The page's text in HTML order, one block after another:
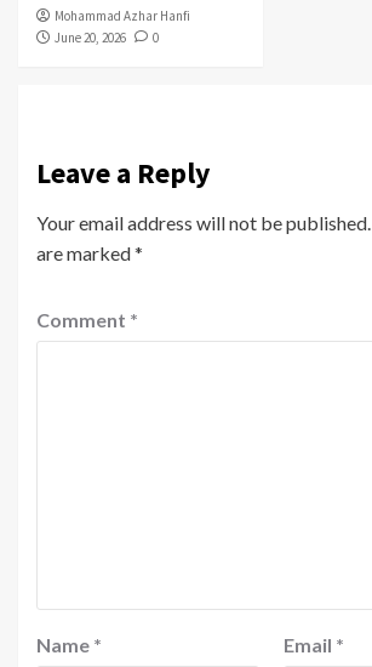
Mohammad Azhar Hanfi
June 20, 2026
0
Leave a Reply
Your email address will not be published.
are marked*
Comment *
Name * Email *